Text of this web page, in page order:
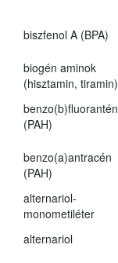
biszfenol A (BPA)
biogén aminok
(hisztamin, tiramin)
benzo(b)fluorantén
(PAH)
benzo(a)antracén
(PAH)
alternariol-
monometiléter
alternariol